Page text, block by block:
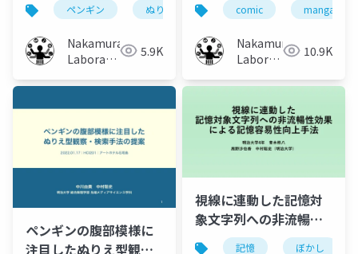
での検証
ペンギン ぬりえ 検索 観察支援
Nakamura
Laboratory
University)
5.9K
comic manga
Nakamura
Laboratory
University)
10.9K
ペンギンの腹部模様に
注目したぬりえ型観
視線に連動した記憶対
象文字列への非流暢性
効果による記憶容易性
記憶 ぼかし